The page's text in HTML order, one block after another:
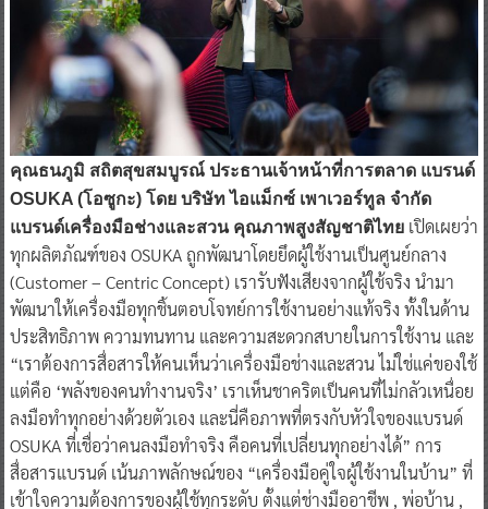
คุณธนภูมิ สถิตสุขสมบูรณ์ ประธานเจ้าหน้าที่การตลาด แบรนด์
OSUKA (โอซูกะ) โดย บริษัท ไอแม็กซ์ เพาเวอร์ทูล จำกัด
แบรนด์เครื่องมือช่างและสวน คุณภาพสูงสัญชาติไทย เปิดเผยว่า
ทุกผลิตภัณฑ์ของ OSUKA ถูกพัฒนาโดยยึดผู้ใช้งานเป็นศูนย์กลาง
(Customer – Centric Concept) เรารับฟังเสียงจากผู้ใช้จริง นำมา
พัฒนาให้เครื่องมือทุกชิ้นตอบโจทย์การใช้งานอย่างแท้จริง ทั้งในด้าน
ประสิทธิภาพ ความทนทาน และความสะดวกสบายในการใช้งาน และ
“เราต้องการสื่อสารให้คนเห็นว่าเครื่องมือช่างและสวน ไม่ใช่แค่ของใช้
แต่คือ ‘พลังของคนทำงานจริง’ เราเห็นชาคริตเป็นคนที่ไม่กลัวเหนื่อย
ลงมือทำทุกอย่างด้วยตัวเอง และนี่คือภาพที่ตรงกับหัวใจของแบรนด์
OSUKA ที่เชื่อว่าคนลงมือทำจริง คือคนที่เปลี่ยนทุกอย่างได้” การ
สื่อสารแบรนด์ เน้นภาพลักษณ์ของ “เครื่องมือคู่ใจผู้ใช้งานในบ้าน” ที่
เข้าใจความต้องการของผู้ใช้ทุกระดับ ตั้งแต่ช่างมืออาชีพ , พ่อบ้าน ,